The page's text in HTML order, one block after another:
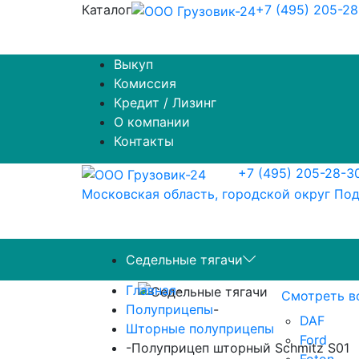
Каталог +7 (495) 205-
Выкуп
Комиссия
Кредит / Лизинг
О компании
Контакты
+7 (495) 205-28-
Московская область, городской округ
Седельные тягачи
Смотреть
DAF
Ford
Главная-
Полуприцепы-
Шторные полуприцепы
-Полуприцеп шторный Schmitz S01